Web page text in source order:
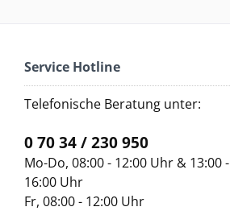
Service Hotline
Telefonische Beratung unter:
0 70 34 / 230 950
Mo-Do, 08:00 - 12:00 Uhr & 13:00 -
16:00 Uhr
Fr, 08:00 - 12:00 Uhr